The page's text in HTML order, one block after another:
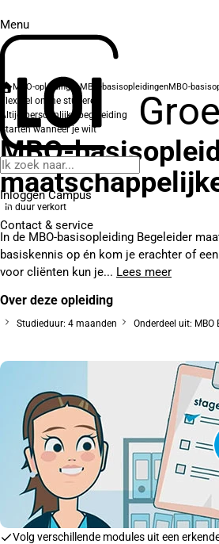
Menu
Inloggen Campus
Contact & service
MBO-opleidingenMBO-basisopleidingenMBO-
Flexibel online studeren
Altijd persoonlijke begeleiding
Starten wanneer je wilt
MBO-
In duur verkort
In de MBO-basisopleiding Begeleider
basiskennis op én kom je erachter of
voor cliënten kun je... Lees meer
Over deze opleiding
Studieduur: 4 maanden Onderdeel uit:
Volg verschillende modules uit een